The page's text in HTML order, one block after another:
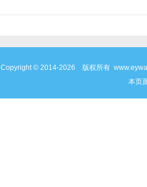
Copyright © 2014-2026 版权所有
本页